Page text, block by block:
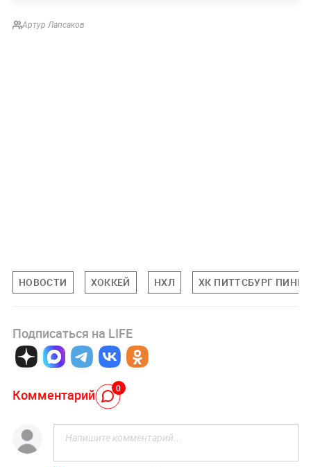
Артур Лапсаков
НОВОСТИ ХОККЕЙ НХЛ ХК ПИТТСБУРГ
Подписаться на LIFE
Комментарий 0